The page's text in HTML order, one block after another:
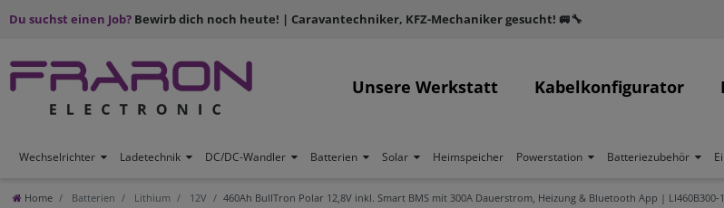
Du suchst einen Job? Bewirb dich noch heute! | Caravantechniker, KFZ-Mechaniker gesucht! 🚐🔧
Unsere Werkstatt Kabelkonfigurator
Wechselrichter Ladetechnik DC/DC-Wandler Batterien Solar Heimspeicher Powerstation Batteriezubehör
Home Batterien Lithium 12V 460Ah BullTron Polar 12,8V inkl. Smart BMS mit 300A Dauerstrom, Heizung & Bluetooth App | LI460B300-